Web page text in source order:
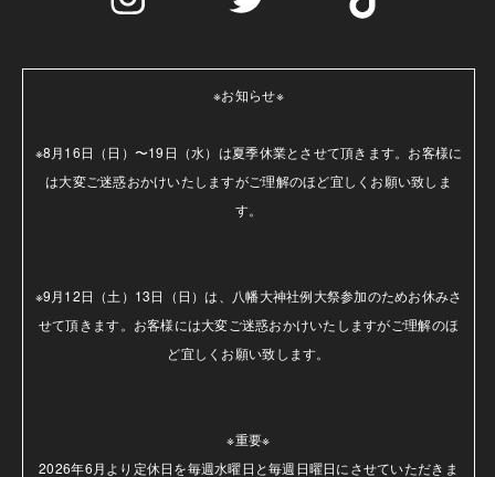
※お知らせ※
※8月16日（日）〜19日（水）は夏季休業とさせて頂きます。お客様に
は大変ご迷惑おかけいたしますがご理解のほど宜しくお願い致しま
す。
※9月12日（土）13日（日）は、八幡大神社例大祭参加のためお休みさ
せて頂きます。お客様には大変ご迷惑おかけいたしますがご理解のほ
ど宜しくお願い致します。
※重要※
2026年6月より定休日を毎週水曜日と毎週日曜日にさせていただきま